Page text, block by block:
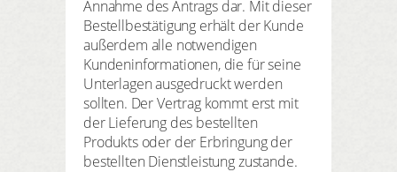
Annahme des Antrags dar. Mit dieser
Bestellbestätigung erhält der Kunde
außerdem alle notwendigen
Kundeninformationen, die für seine
Unterlagen ausgedruckt werden
sollten. Der Vertrag kommt erst mit
der Lieferung des bestellten
Produkts oder der Erbringung der
bestellten Dienstleistung zustande.